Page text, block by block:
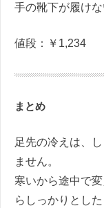
手の靴下が履け
値段：￥1,234
まとめ
足先の冷えは、
ません。
寒いから途中で
らしっかりとし